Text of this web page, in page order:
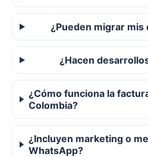
¿Pueden migrar mis
¿Hacen
¿Cómo funciona la
Colombia?
¿Incluyen marketing o
WhatsApp?